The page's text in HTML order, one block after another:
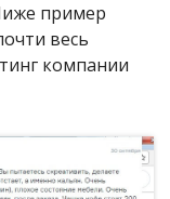
пример
весь
компании